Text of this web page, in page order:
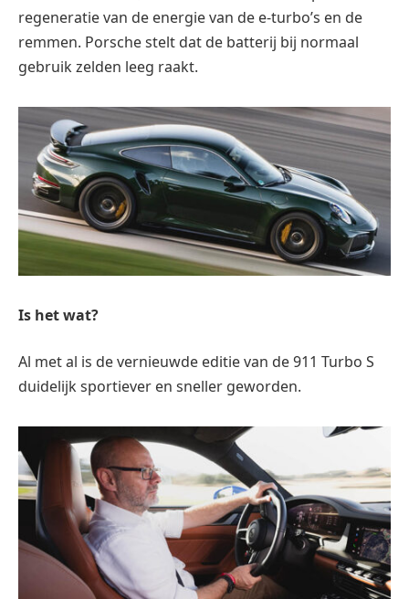
regeneratie van de energie van de e‑turbo’s en de
remmen. Porsche stelt dat de batterij bij normaal
gebruik zelden leeg raakt.
Is het wat?
Al met al is de vernieuwde editie van de 911 Turbo S
duidelijk sportiever en sneller geworden.